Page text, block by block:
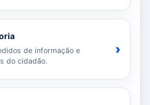
de informação e
do cidadão.
›